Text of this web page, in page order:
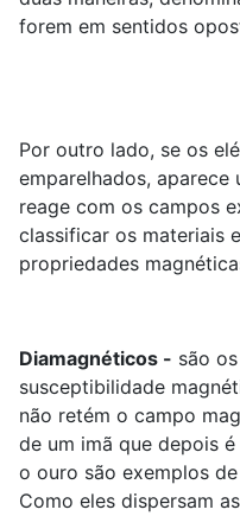
forem em sentidos
Por outro lado, se os
emparelhados,
reage com os campos
classificar os materiais
propriedades
Diamagnéticos - são
susceptibilidade
não retém o campo
de um imã que depois
o ouro são exemplos
Como eles dispersam